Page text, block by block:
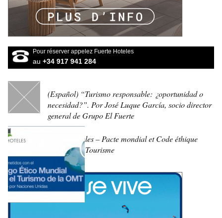
Pour réserver appelez Fuerte Hoteles
au +34 917 941 284
(Español) “Turismo responsable: ¿oportunidad o
necesidad?”. Por José Luque García, socio director
general de Grupo El Fuerte
Fuerte Hoteles – Pacte mondial et Code éthique
mondial du Tourisme